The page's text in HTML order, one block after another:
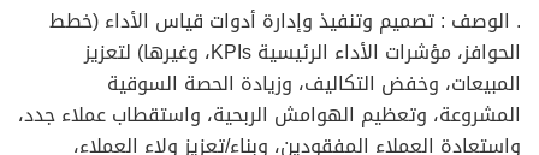
. الوصف : تصميم وتنفيذ وإدارة أدوات قياس الأداء (خطط
الحوافز، مؤشرات الأداء الرئيسية KPIs، وغيرها) لتعزيز
المبيعات، وخفض التكاليف، وزيادة الحصة السوقية
المشروعة، وتعظيم الهوامش الربحية، واستقطاب عملاء جدد،
واستعادة العملاء المفقودين، وبناء/تعزيز ولاء العملاء،